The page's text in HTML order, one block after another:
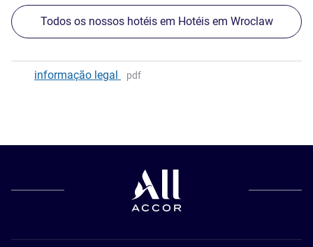
Todos os nossos hotéis em Hotéis em Wroclaw
informação legal pdf